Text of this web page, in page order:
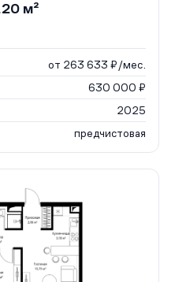
м²
от 263 633 ₽/мес.
630 000 ₽
2025
предчистовая